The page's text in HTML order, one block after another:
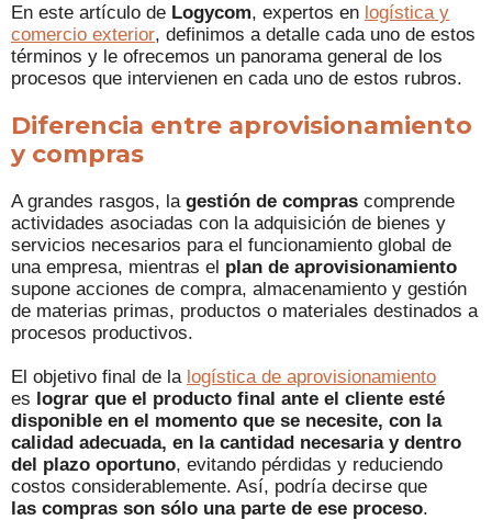
En este artículo de Logycom, expertos en logística y
comercio exterior, definimos a detalle cada uno de estos
términos y le ofrecemos un panorama general de los
procesos que intervienen en cada uno de estos rubros.
Diferencia entre aprovisionamiento
y compras
A grandes rasgos, la gestión de compras comprende
actividades asociadas con la adquisición de bienes y
servicios necesarios para el funcionamiento global de
una empresa, mientras el plan de aprovisionamiento
supone acciones de compra, almacenamiento y gestión
de materias primas, productos o materiales destinados a
procesos productivos.
El objetivo final de la logística de aprovisionamiento
es lograr que el producto final ante el cliente esté
disponible en el momento que se necesite, con la
calidad adecuada, en la cantidad necesaria y dentro
del plazo oportuno, evitando pérdidas y reduciendo
costos considerablemente. Así, podría decirse que
las compras son sólo una parte de ese proceso.